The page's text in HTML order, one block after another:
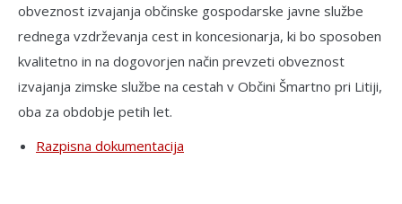
obveznost izvajanja občinske gospodarske javne službe
rednega vzdrževanja cest in koncesionarja, ki bo sposoben
kvalitetno in na dogovorjen način prevzeti obveznost
izvajanja zimske službe na cestah v Občini Šmartno pri Litiji,
oba za obdobje petih let.
Razpisna dokumentacija